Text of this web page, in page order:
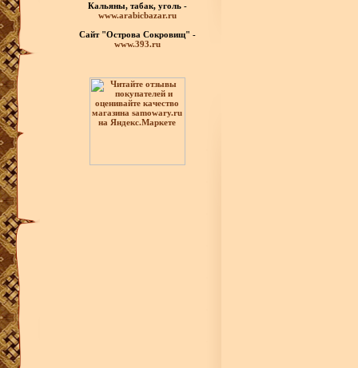
Кальяны, табак, уголь -
www.arabicbazar.ru
Сайт "Острова Сокровищ" -
www.393.ru